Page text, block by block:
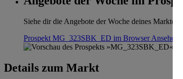
Siehe dir die Angebote der Woche deines Marktes
Prospekt MG_323SBK_ED im BrowserAnsehen
Details zum Markt